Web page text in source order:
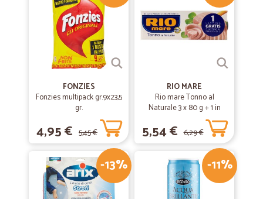
FONZIES
Fonzies multipack gr.9x23,5
gr.
4,95 € 5,45 €
RIO MARE
Rio mare Tonno al
Naturale 3 x 80 g + 1 in
5,54 € 6,29 €
-13% -11%